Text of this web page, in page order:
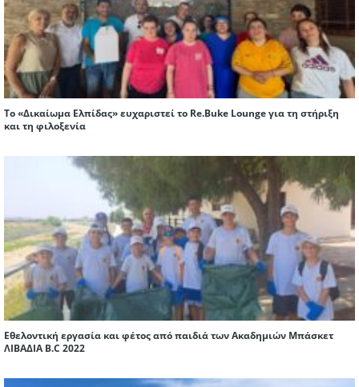
Το «Δικαίωμα Ελπίδας» ευχαριστεί το Re.Buke Lounge για τη στήριξη
και τη φιλοξενία
Εθελοντική εργασία και φέτος από παιδιά των Ακαδημιών Μπάσκετ
ΛΙΒΑΔΙΑ Β.C 2022